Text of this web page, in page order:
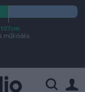
működés